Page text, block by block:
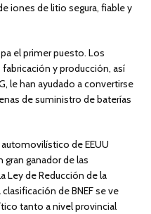
iones de litio segura, fiable y
el primer puesto. Los
y producción, así
le han ayudado a convertirse
de suministro de baterías
de EEUU
gran ganador de las
Ley de Reducción de la
de BNEF se ve
tanto a nivel provincial